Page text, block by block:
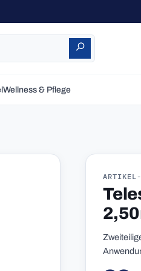
Wellness & Pflege